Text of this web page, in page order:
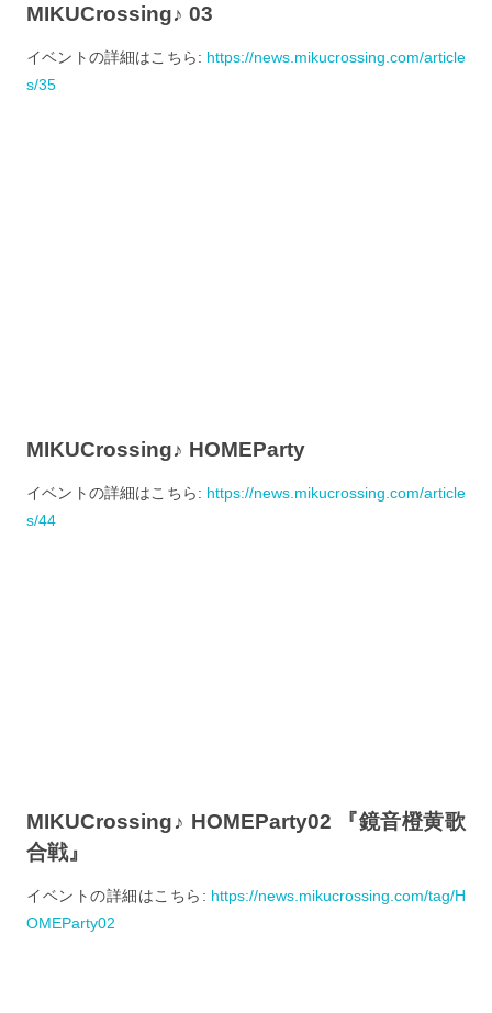
MIKUCrossing♪ 03
イベントの詳細はこちら: https://news.mikucrossing.com/article
s/35
MIKUCrossing♪ HOMEParty
イベントの詳細はこちら: https://news.mikucrossing.com/article
s/44
MIKUCrossing♪ HOMEParty02 『鏡音橙黄歌
合戦』
イベントの詳細はこちら: https://news.mikucrossing.com/tag/H
OMEParty02